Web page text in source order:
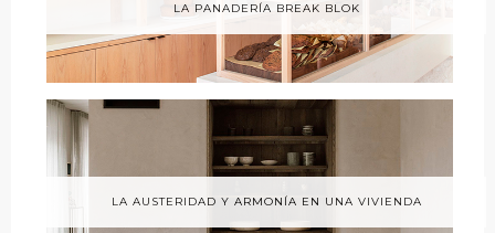
LA PANADERÍA BREAK BLOK
LA AUSTERIDAD Y ARMONÍA EN UNA VIVIENDA